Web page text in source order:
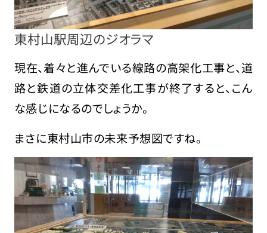
東村山駅周辺のジオラマ
現在、着々と進んでいる線路の高架化工事と、道
路と鉄道の立体交差化工事が終了すると、こん
な感じになるのでしょうか。
まさに東村山市の未来予想図ですね。